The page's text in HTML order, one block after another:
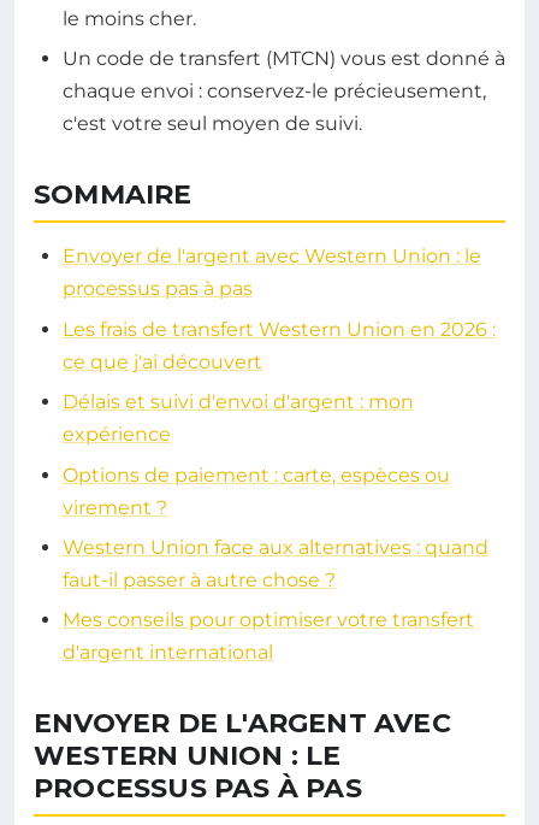
le moins cher.
Un code de transfert (MTCN) vous est donné à
chaque envoi : conservez-le précieusement,
c'est votre seul moyen de suivi.
SOMMAIRE
Envoyer de l'argent avec Western Union : le
processus pas à pas
Les frais de transfert Western Union en 2026 :
ce que j'ai découvert
Délais et suivi d'envoi d'argent : mon
expérience
Options de paiement : carte, espèces ou
virement ?
Western Union face aux alternatives : quand
faut-il passer à autre chose ?
Mes conseils pour optimiser votre transfert
d'argent international
ENVOYER DE L'ARGENT AVEC
WESTERN UNION : LE
PROCESSUS PAS À PAS